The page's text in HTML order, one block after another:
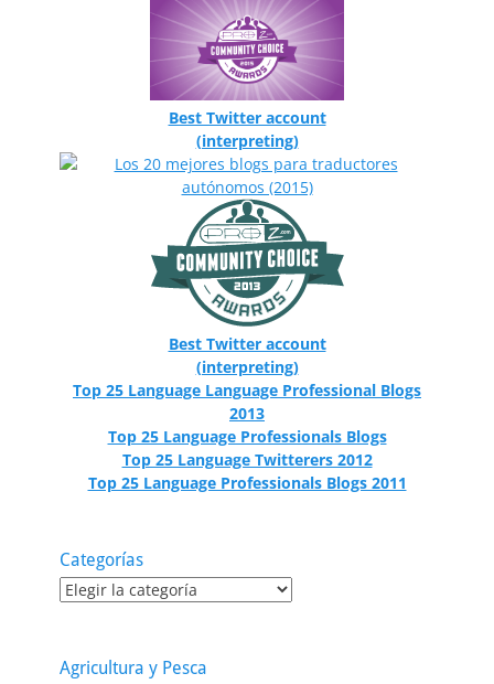
Best Twitter account
(interpreting)
Best Twitter account
(interpreting)
Top 25 Language Language Professional Blogs
2013
Top 25 Language Professionals Blogs
Top 25 Language Twitterers 2012
Top 25 Language Professionals Blogs 2011
Categorías
Categorías
Agricultura y Pesca